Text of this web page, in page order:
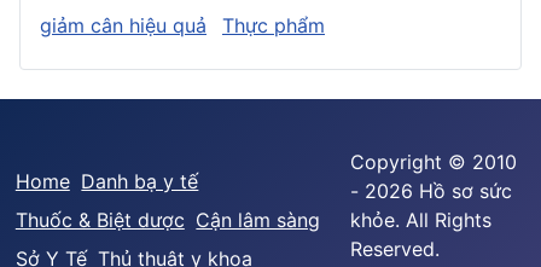
giảm cân hiệu quả
Thực phẩm
Home Danh bạ y tế
Thuốc & Biệt dược Cận lâm sàng
Sở Y Tế Thủ thuật y khoa
Copyright © 2010
- 2026 Hồ sơ sức
khỏe. All Rights
Reserved.